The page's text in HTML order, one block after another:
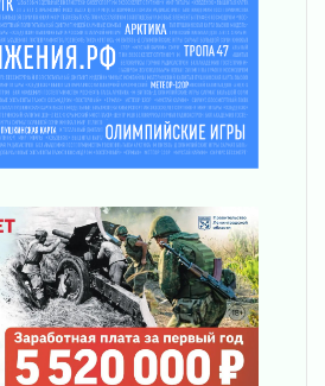
области
пожаров
но в корзинку пока не
Ленобласти
в честь дня рождения
для детей и взрослых